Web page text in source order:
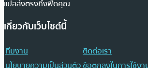
แปลส่งตรงถึงฟีดคุณ
เกี่ยวกับเว็บไซต์นี้
ทีมงาน
ติดต่อเรา